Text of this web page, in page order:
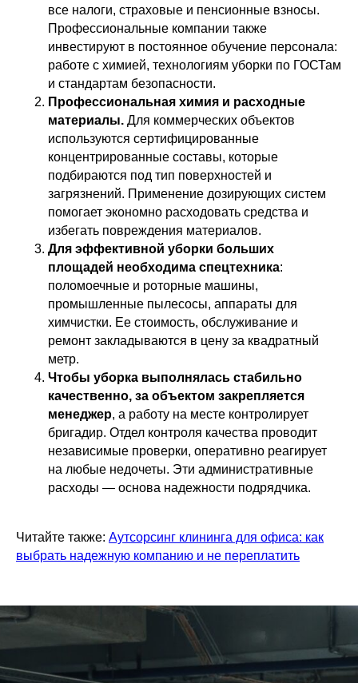
все налоги, страховые и пенсионные взносы.
Профессиональные компании также
инвестируют в постоянное обучение персонала:
работе с химией, технологиям уборки по ГОСТам
и стандартам безопасности.
Профессиональная химия и расходные
материалы. Для коммерческих объектов
используются сертифицированные
концентрированные составы, которые
подбираются под тип поверхностей и
загрязнений. Применение дозирующих систем
помогает экономно расходовать средства и
избегать повреждения материалов.
Для эффективной уборки больших
площадей необходима спецтехника:
поломоечные и роторные машины,
промышленные пылесосы, аппараты для
химчистки. Ее стоимость, обслуживание и
ремонт закладываются в цену за квадратный
метр.
Чтобы уборка выполнялась стабильно
качественно, за объектом закрепляется
менеджер, а работу на месте контролирует
бригадир. Отдел контроля качества проводит
независимые проверки, оперативно реагирует
на любые недочеты. Эти административные
расходы — основа надежности подрядчика.
Читайте также: Аутсорсинг клининга для офиса: как
выбрать надежную компанию и не переплатить